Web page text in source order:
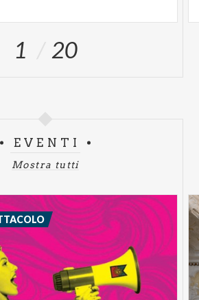
1 20
EVENTI
Mostra tutti